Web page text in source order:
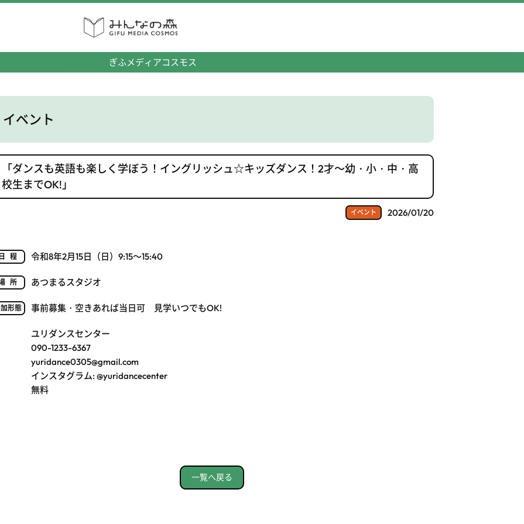
ぎふメディアコスモス
イベント
「ダンスも英語も楽しく学ぼう！イングリッシュ☆キッズダンス！2才～幼・小・中・高
校生までOK!」
イベント 2026/01/20
日程 令和8年2月15日（日）9:15～15:40
場所 あつまるスタジオ
参加形態 事前募集・空きあれば当日可 見学いつでもOK!
ユリダンスセンター
090-1233-6367
yuridance0305@gmail.com
インスタグラム: @yuridancecenter
無料
一覧へ戻る